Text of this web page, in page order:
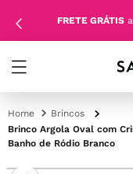
FRETE GRÁTIS
Brincos
Brinco Argola Oval com
Banho de Ródio Branco